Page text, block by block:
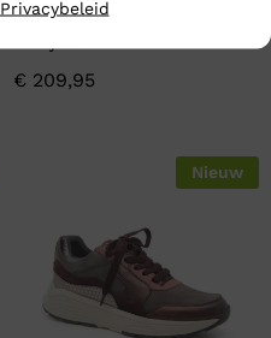
Privacybeleid
Meindl LITE TRAIL LADY GTX
€ 209,95
Nieuw